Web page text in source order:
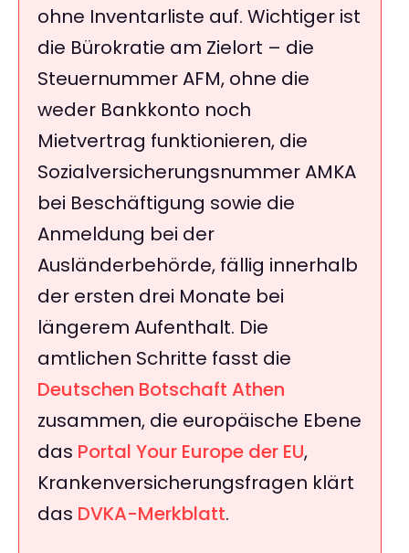
ohne Inventarliste auf. Wichtiger ist
die Bürokratie am Zielort – die
Steuernummer AFM, ohne die
weder Bankkonto noch
Mietvertrag funktionieren, die
Sozialversicherungsnummer AMKA
bei Beschäftigung sowie die
Anmeldung bei der
Ausländerbehörde, fällig innerhalb
der ersten drei Monate bei
längerem Aufenthalt. Die
amtlichen Schritte fasst die
Deutschen Botschaft Athen
zusammen, die europäische Ebene
das Portal Your Europe der EU,
Krankenversicherungsfragen klärt
das DVKA-Merkblatt.